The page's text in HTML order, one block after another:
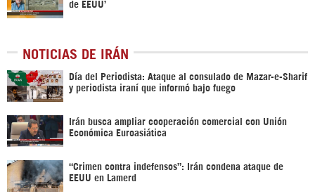
de EEUU’
NOTICIAS DE IRÁN
Día del Periodista: Ataque al consulado de Mazar-e-Sharif
y periodista iraní que informó bajo fuego
Irán busca ampliar cooperación comercial con Unión
Económica Euroasiática
“Crimen contra indefensos”: Irán condena ataque de
EEUU en Lamerd